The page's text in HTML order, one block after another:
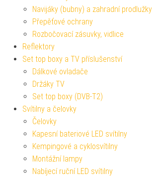
Navijáky (bubny) a zahradní prodlužky
Přepěťové ochrany
Rozbočovací zásuvky, vidlice
Reflektory
Set top boxy a TV příslušenství
Dálkové ovladače
Držáky TV
Set top boxy (DVB-T2)
Svítilny a čelovky
Čelovky
Kapesní bateriové LED svítilny
Kempingové a cyklosvítilny
Montážní lampy
Nabíjecí ruční LED svítilny